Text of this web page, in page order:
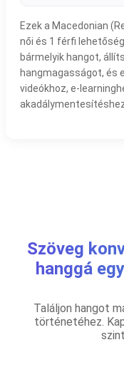
Ezek a Macedonian
női és 1 férfi
bármelyik hangot,
hangmagasságot, és
videókhoz, e-
Szöveg
hanggá
Találjon hangot
történetéhez.